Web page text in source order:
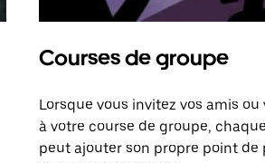
Courses de groupe
Lorsque vous invitez vos amis
à votre course de groupe,
peut ajouter son propre point de